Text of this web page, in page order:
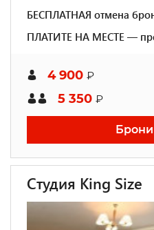
БЕСПЛАТНАЯ отмена
ПЛАТИТЕ НА МЕСТЕ —
4 900 ₽
5 350 ₽
Студия King Size